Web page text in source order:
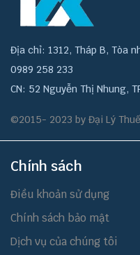
Địa chỉ: 1312, Tháp B, Tòa
0989 258 233
CN: 52 Nguyễn Thị Nhung,
©2015- 2023 by Đại Lý
Chính sách
Điều khoản sử dụng
Chính sách bảo mật
Dịch vụ của chúng tôi